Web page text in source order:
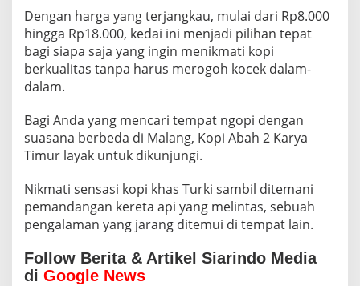
Dengan harga yang terjangkau, mulai dari Rp8.000
hingga Rp18.000, kedai ini menjadi pilihan tepat
bagi siapa saja yang ingin menikmati kopi
berkualitas tanpa harus merogoh kocek dalam-
dalam.
Bagi Anda yang mencari tempat ngopi dengan
suasana berbeda di Malang, Kopi Abah 2 Karya
Timur layak untuk dikunjungi.
Nikmati sensasi kopi khas Turki sambil ditemani
pemandangan kereta api yang melintas, sebuah
pengalaman yang jarang ditemui di tempat lain.
Follow Berita & Artikel Siarindo Media
di Google News